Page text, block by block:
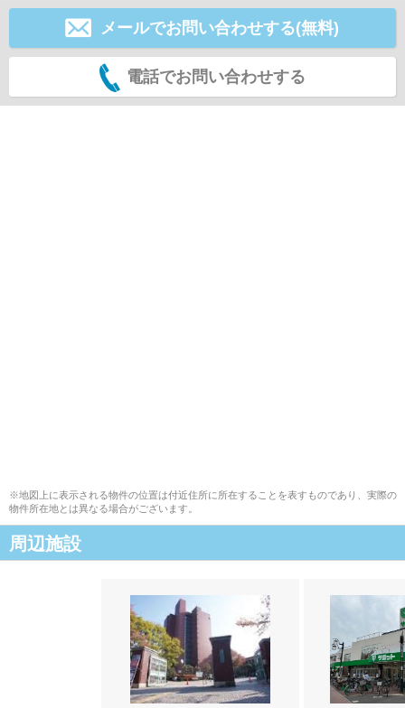
メールでお問い合わせする(無料)
電話でお問い合わせする
※地図上に表示される物件の位置は付近住所に所在することを表すものであり、実際の
物件所在地とは異なる場合がございます。
周辺施設